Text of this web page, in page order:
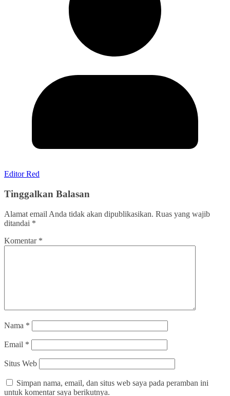
Editor Red
Tinggalkan Balasan
Alamat email Anda tidak akan dipublikasikan. Ruas yang wajib
ditandai *
Komentar *
Nama *
Email *
Situs Web
Simpan nama, email, dan situs web saya pada peramban ini
untuk komentar saya berikutnya.